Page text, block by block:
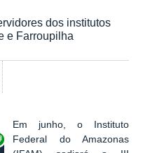
dos institutos
e Farroupilha
Show image carousel
Em junho, o Instituto
Federal do Amazonas